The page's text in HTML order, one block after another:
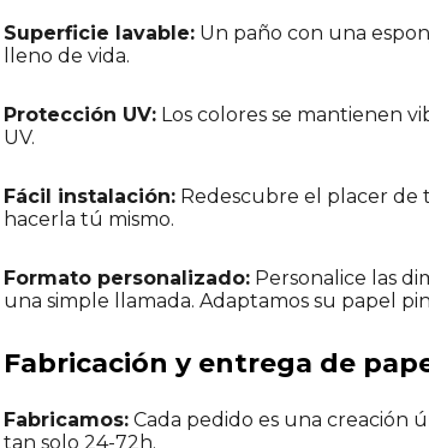
Superficie lavable: Un paño con una
lleno de vida.
Protección UV: Los colores se mantienen
UV.
Fácil instalación: Redescubre el placer de
hacerla tú mismo.
Formato personalizado: Personalice las
una simple llamada. Adaptamos su papel
Fabricación y entrega de
Fabricamos: Cada pedido es una creación
tan solo 24-72h.